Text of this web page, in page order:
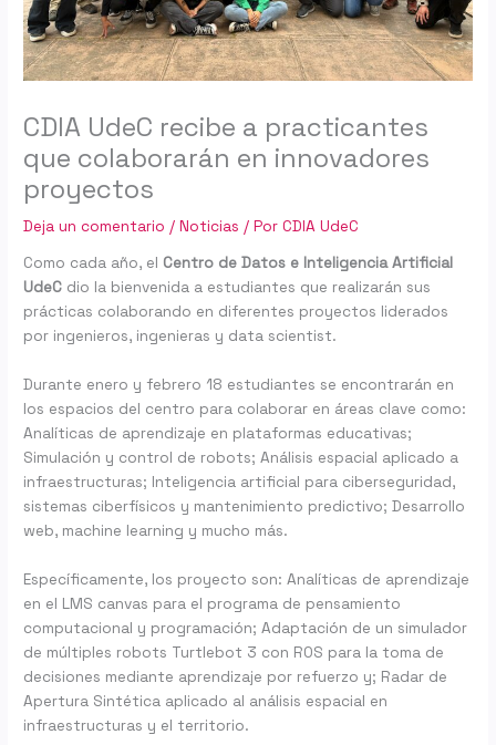
CDIA UdeC recibe a practicantes
que colaborarán en innovadores
proyectos
Deja un comentario /Noticias / PorCDIA UdeC
Como cada año, el Centro de Datos e Inteligencia Artificial
UdeC dio la bienvenida a estudiantes que realizarán sus
prácticas colaborando en diferentes proyectos liderados
por ingenieros, ingenieras y data scientist.
Durante enero y febrero 18 estudiantes se encontrarán en
los espacios del centro para colaborar en áreas clave como:
Analíticas de aprendizaje en plataformas educativas;
Simulación y control de robots; Análisis espacial aplicado a
infraestructuras; Inteligencia artificial para ciberseguridad,
sistemas ciberfísicos y mantenimiento predictivo; Desarrollo
web, machine learning y mucho más.
Específicamente, los proyecto son: Analíticas de aprendizaje
en el LMS canvas para el programa de pensamiento
computacional y programación; Adaptación de un simulador
de múltiples robots Turtlebot 3 con ROS para la toma de
decisiones mediante aprendizaje por refuerzo y; Radar de
Apertura Sintética aplicado al análisis espacial en
infraestructuras y el territorio.